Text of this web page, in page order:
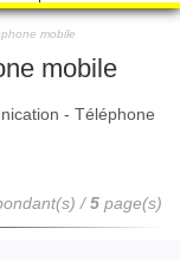
mobile
mobile
- Téléphone
/5 page(s)